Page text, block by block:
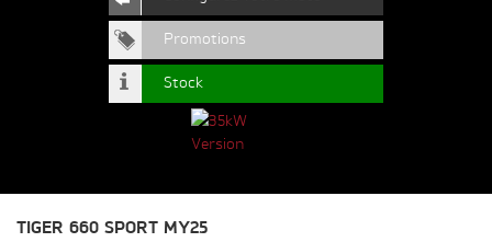
Promotions
Stock
TIGER 660 SPORT MY25